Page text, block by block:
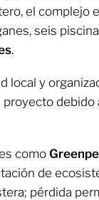
el complejo
seis
.
local y
debido
como
de
pérdida